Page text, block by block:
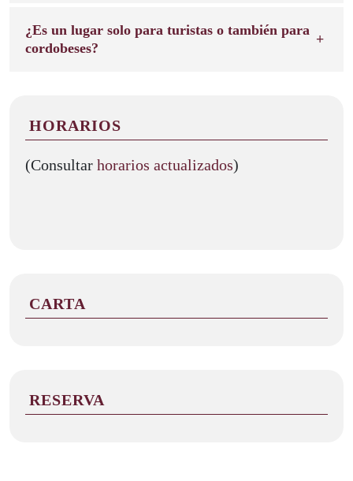
¿Es un lugar solo para turistas o también para
cordobeses?
HORARIOS
(Consultar horarios actualizados)
CARTA
RESERVA